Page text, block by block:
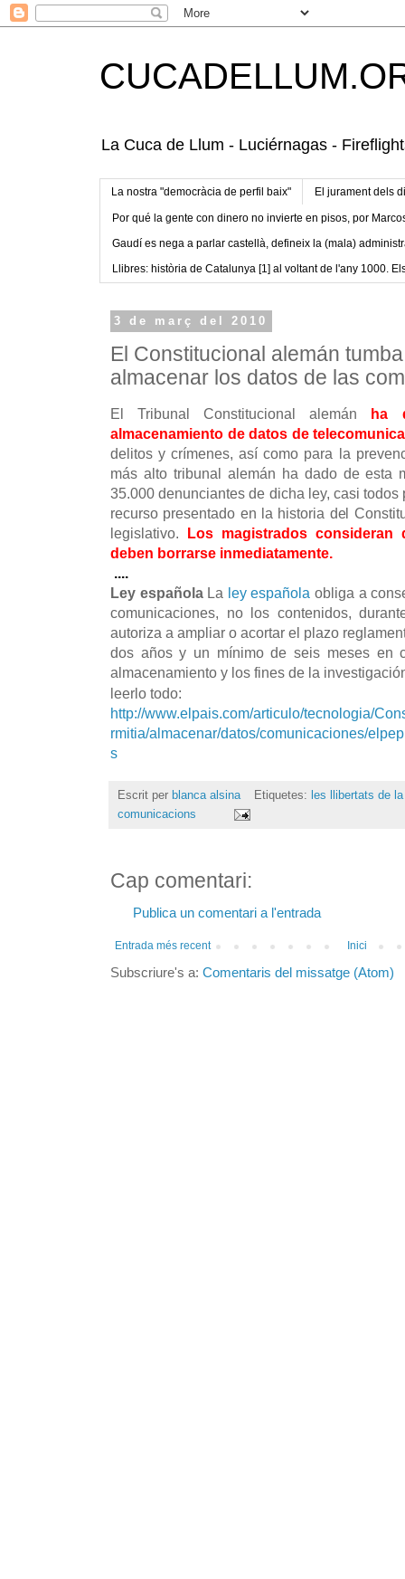
La Cuca de Llum - Luciérnagas -
La nostra "democràcia de perfil baix" El jurament dels
Por qué la gente con dinero no invierte en pisos, por
Gaudí es nega a parlar castellà, defineix la (mala)
Llibres: història de Catalunya [1] al voltant de l'any 1000.
3 de març del 2010
El Constitucional alemán
almacenar los datos de las
El Tribunal Constitucional alemán
ha
almacenamiento de datos de
delitos y crímenes, así como para la
más alto tribunal alemán ha dado de esta
35.000 denunciantes de dicha ley, casi
recurso presentado en la historia del
legislativo. Los magistrados consideran
deben borrarse inmediatamente.
....
Ley española La ley española obliga a
comunicaciones, no los contenidos,
autoriza a ampliar o acortar el plazo
dos años y un mínimo de seis meses en
almacenamiento y los fines de la
leerlo todo:
http://www.elpais.com/articulo/tecnologia/
rmitia/almacenar/datos/comunicaciones/
s
Escrit per blanca alsina Etiquetes: les llibertats de
comunicacions
Cap comentari:
Publica un comentari a l'entrada
Entrada més recent Inici
Subscriure's a: Comentaris del missatge (Atom)